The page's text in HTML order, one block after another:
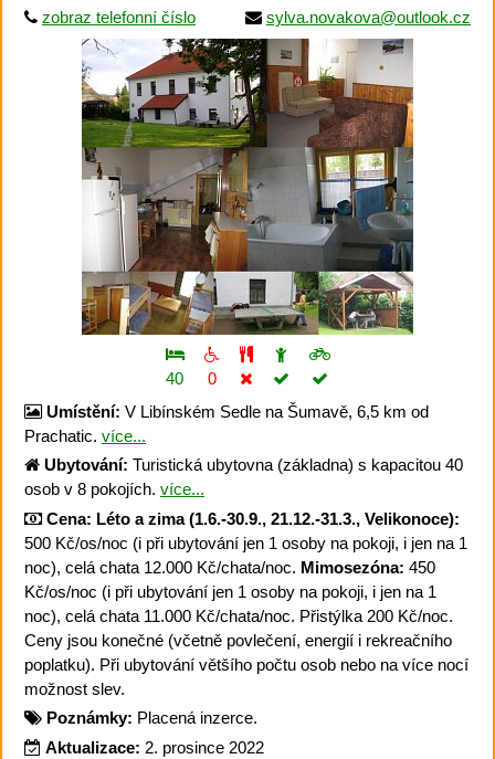
zobraz telefonní číslo
sylva.novakova@outlook.cz
40
0
Umístění: V Libínském Sedle na Šumavě, 6,5 km od
Prachatic. více...
Ubytování: Turistická ubytovna (základna) s kapacitou 40
osob v 8 pokojích. více...
Cena: Léto a zima (1.6.-30.9., 21.12.-31.3., Velikonoce):
500 Kč/os/noc (i při ubytování jen 1 osoby na pokoji, i jen na 1
noc), celá chata 12.000 Kč/chata/noc. Mimosezóna: 450
Kč/os/noc (i při ubytování jen 1 osoby na pokoji, i jen na 1
noc), celá chata 11.000 Kč/chata/noc. Přistýlka 200 Kč/noc.
Ceny jsou konečné (včetně povlečení, energií i rekreačního
poplatku). Při ubytování většího počtu osob nebo na více nocí
možnost slev.
Poznámky: Placená inzerce.
Aktualizace: 2. prosince 2022